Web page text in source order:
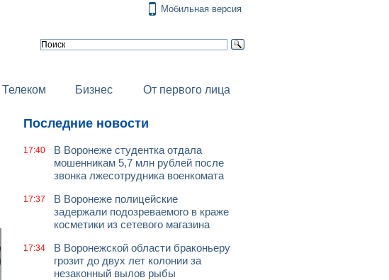
Мобильная версия
Телеком Бизнес От первого лица
Последние новости
17:40
В Воронеже студентка отдала
мошенникам 5,7 млн рублей после
звонка лжесотрудника военкомата
17:37
В Воронеже полицейские
задержали подозреваемого в краже
косметики из сетевого магазина
17:34
В Воронежской области браконьеру
грозит до двух лет колонии за
незаконный вылов рыбы